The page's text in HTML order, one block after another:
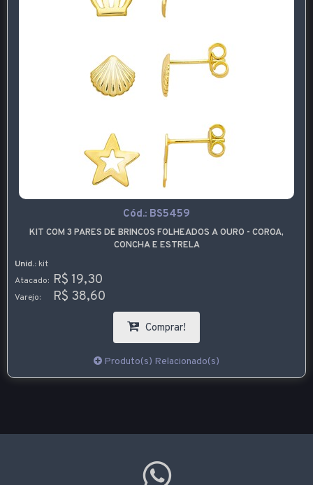
Cód.: BS5459
KIT COM 3 PARES DE BRINCOS FOLHEADOS A OURO - COROA,
CONCHA E ESTRELA
Unid.: kit
Atacado: R$ 19,30
Varejo: R$ 38,60
Comprar!
Produto(s) Relacionado(s)